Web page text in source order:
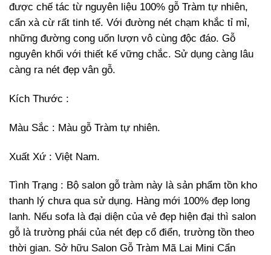
được chế tác từ nguyên liệu 100% gỗ Tràm tự nhiên,
cẩn xà cừ rất tinh tế. Với đường nét chạm khắc tỉ mỉ,
những đường cong uốn lượn vô cùng độc đáo. Gỗ
nguyên khối với thiết kế vững chắc. Sử dụng càng lâu
càng ra nét đẹp vân gỗ.
Kích Thước :
Màu Sắc : Màu gỗ Tràm tự nhiên.
Xuất Xứ : Việt Nam.
Tình Trạng : Bộ salon gỗ tràm này là sản phẩm tồn kho
thanh lý chưa qua sử dụng. Hàng mới 100% đẹp long
lanh. Nếu sofa là đại diện của vẻ đẹp hiện đại thì salon
gỗ là trường phái của nét đẹp cổ điển, trường tồn theo
thời gian. Sở hữu Salon Gỗ Tràm Mã Lai Mini Cẩn